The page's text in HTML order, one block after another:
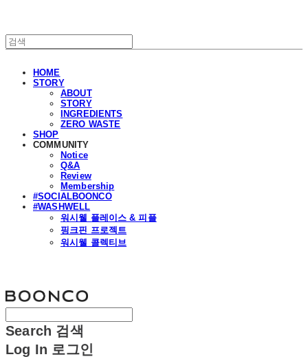
HOME
STORY
ABOUT
STORY
INGREDIENTS
ZERO WASTE
SHOP
COMMUNITY
Notice
Q&A
Review
Membership
#SOCIALBOONCO
#WASHWELL
워시웰 플레이스 & 피플
핑크핀 프로젝트
워시웰 콜렉티브
Search 검색
Log In 로그인